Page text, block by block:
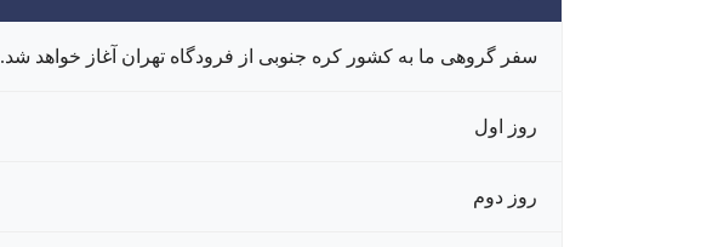
سفر گروهی ما به کشور کره جنوبی از فرودگاه تهران آغاز خواهد شد.
روز اول
روز دوم